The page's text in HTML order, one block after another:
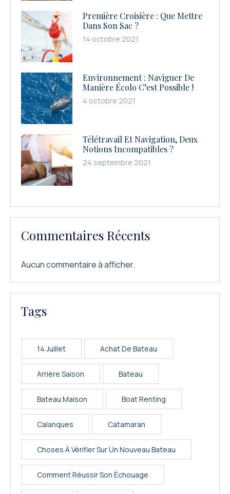
Première Croisière : Que Mettre
Dans Son Sac ?
14 octobre 2021
Environnement : Naviguer De
Manière Écolo C’est Possible !
4 octobre 2021
Télétravail Et Navigation, Deux
Notions Incompatibles ?
24 septembre 2021
Commentaires Récents
Aucun commentaire à afficher.
Tags
14 Juillet Achat De Bateau
Arrière Saison Bateau
Bateau Maison Boat Renting
Calanques Catamaran
Choses À Vérifier Sur Un Nouveau Bateau
Comment Réussir Son Échouage